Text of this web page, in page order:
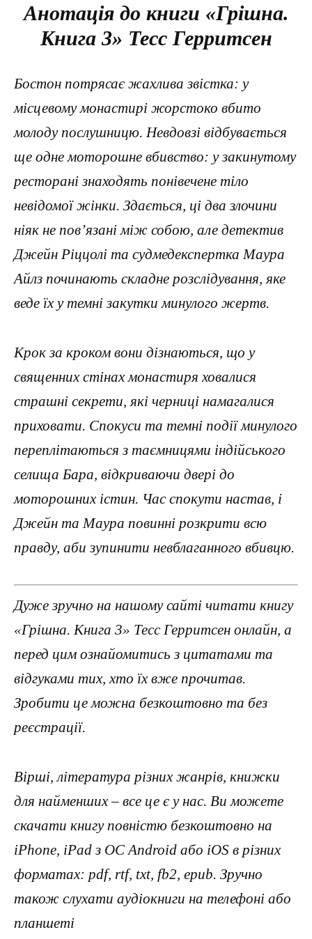
Анотація до книги «Грiшна.
Книга 3» Тесс Герритсен
Бостон потрясає жахлива звістка: у
місцевому монастирі жорстоко вбито
молоду послушницю. Невдовзі відбувається
ще одне моторошне вбивство: у закинутому
ресторані знаходять понівечене тіло
невідомої жінки. Здається, ці два злочини
ніяк не пов’язані між собою, але детектив
Джейн Ріццолі та судмедекспертка Маура
Айлз починають складне розслідування, яке
веде їх у темні закутки минулого жертв.
Крок за кроком вони дізнаються, що у
священних стінах монастиря ховалися
страшні секрети, які черниці намагалися
приховати. Спокуси та темні події минулого
переплітаються з таємницями індійського
селища Бара, відкриваючи двері до
моторошних істин. Час спокути настав, і
Джейн та Маура повинні розкрити всю
правду, аби зупинити невблаганного вбивцю.
Дуже зручно на нашому сайті читати книгу
«Грiшна. Книга 3» Тесс Герритсен онлайн, а
перед цим ознайомитись з цитатами та
відгуками тих, хто їх вже прочитав.
Зробити це можна безкоштовно та без
реєстрації.
Вірші, література різних жанрів, книжки
для найменших – все це є у нас. Ви можете
скачати книгу повністю безкоштовно на
iPhone, iPad з ОС Android або iOS в різних
форматах: pdf, rtf, txt, fb2, epub. Зручно
також слухати аудіокниги на телефоні або
планшеті